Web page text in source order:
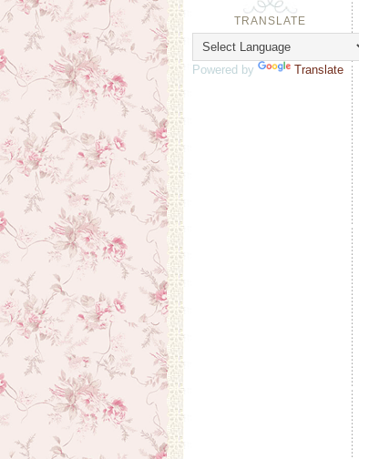
TRANSLATE
Powered by Translate